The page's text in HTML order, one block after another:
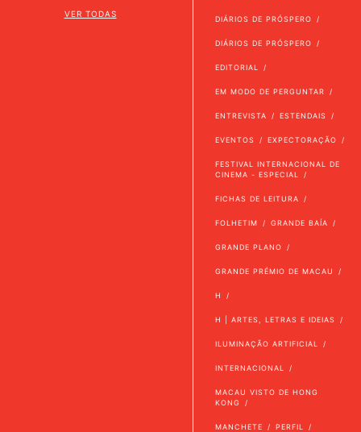
VER TODAS
DIÁRIOS DE PRÓSPERO
DIÁRIOS DE PRÓSPERO
EDITORIAL
EM MODO DE PERGUNTAR
ENTREVISTA ESTENDAIS
EVENTOS EXPECTORAÇÃO
FESTIVAL INTERNACIONAL DE
CINEMA - ESPECIAL
FICHAS DE LEITURA
FOLHETIM GRANDE BAÍA
GRANDE PLANO
GRANDE PRÉMIO DE MACAU
H
H | ARTES, LETRAS E IDEIAS
ILUMINAÇÃO ARTIFICIAL
INTERNACIONAL
MACAU VISTO DE HONG
KONG
MANCHETE PERFIL